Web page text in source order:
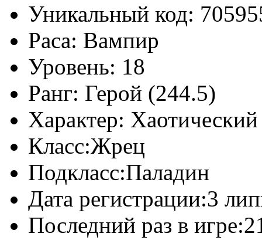
Уникальный код:
Раса: Вампир
Уровень: 18
Ранг: Герой (244.5)
Характер:
Класс:Жрец
Подкласс:Паладин
Дата регистрации:3
Последний раз в игре: